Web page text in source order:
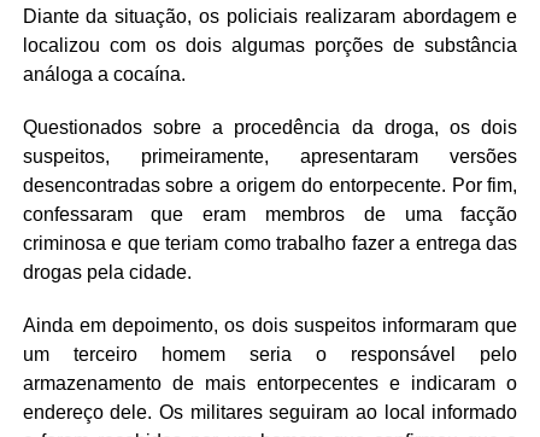
Diante da situação, os policiais realizaram abordagem e
localizou com os dois algumas porções de substância
análoga a cocaína.
Questionados sobre a procedência da droga, os dois
suspeitos, primeiramente, apresentaram versões
desencontradas sobre a origem do entorpecente. Por fim,
confessaram que eram membros de uma facção
criminosa e que teriam como trabalho fazer a entrega das
drogas pela cidade.
Ainda em depoimento, os dois suspeitos informaram que
um terceiro homem seria o responsável pelo
armazenamento de mais entorpecentes e indicaram o
endereço dele. Os militares seguiram ao local informado